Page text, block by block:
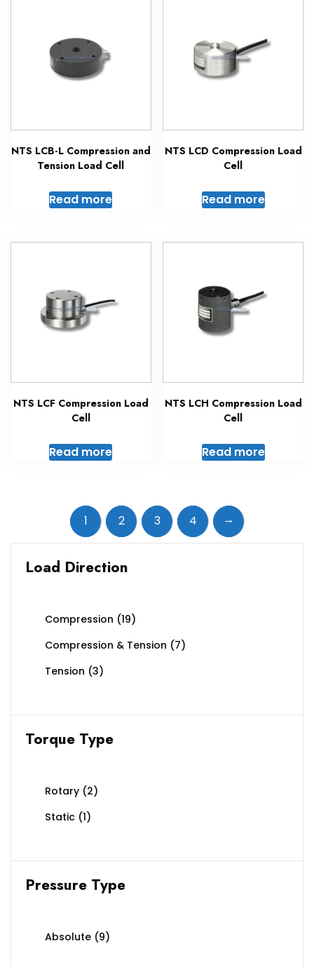
NTS LCB-L Compression and
Tension Load Cell
Read more
NTS LCD Compression Load
Cell
Read more
NTS LCF Compression Load
Cell
Read more
NTS LCH Compression Load
Cell
Read more
1 2 3 4 →
Load Direction
Compression (19)
Compression & Tension (7)
Tension (3)
Torque Type
Rotary (2)
Static (1)
Pressure Type
Absolute (9)